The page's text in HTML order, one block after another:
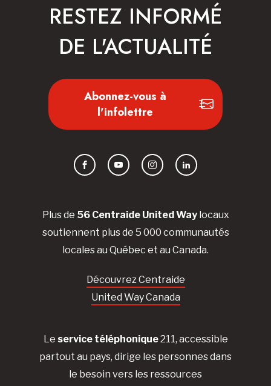
Plus de 56 Centraide United Waylocaux
soutiennent plus de 5 000 communautés
locales au Québec et au Canada.
Découvrez Centraide
United Way Canada
Le service téléphonique211, accessible
partout au pays, dirige les personnes dans
le besoin vers les ressources
RESTEZ INFORMÉ
DE L'ACTUALITÉ
Abonnez-vous à
l'infolettre
FacebookYouTubeInstagramLinkedIn